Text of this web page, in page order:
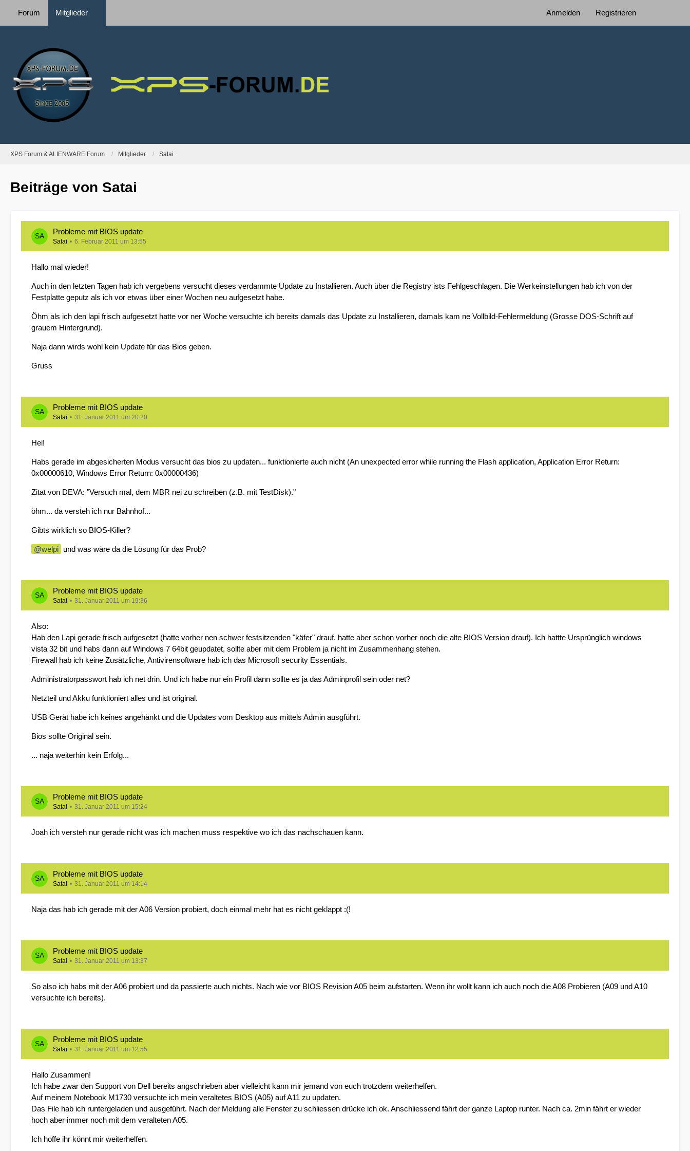
Forum Mitglieder Anmelden Registrieren
XPS Forum & ALIENWARE Forum Mitglieder Satai
Beiträge von Satai
Probleme mit BIOS update
Satai 6. Februar 2011 um 13:55
Hallo mal wieder!
Auch in den letzten Tagen hab ich vergebens versucht dieses verdammte Update zu Installieren. Auch über die Registry ists Fehlgeschlagen. Die Werkeinstellungen hab ich von der
Festplatte geputz als ich vor etwas über einer Wochen neu aufgesetzt habe.
Öhm als ich den lapi frisch aufgesetzt hatte vor ner Woche versuchte ich bereits damals das Update zu Installieren, damals kam ne Vollbild-Fehlermeldung (Grosse DOS-Schrift auf
grauem Hintergrund).
Naja dann wirds wohl kein Update für das Bios geben.
Gruss
Probleme mit BIOS update
Satai 31. Januar 2011 um 20:20
Hei!
Habs gerade im abgesicherten Modus versucht das bios zu updaten... funktionierte auch nicht (An unexpected error while running the Flash application, Application Error Return:
0x00000610, Windows Error Return: 0x00000436)
Zitat von DEVA: "Versuch mal, dem MBR nei zu schreiben (z.B. mit TestDisk)."
öhm... da versteh ich nur Bahnhof...
Gibts wirklich so BIOS-Killer?
welpi und was wäre da die Lösung für das Prob?
Probleme mit BIOS update
Satai 31. Januar 2011 um 19:36
Also:
Hab den Lapi gerade frisch aufgesetzt (hatte vorher nen schwer festsitzenden "käfer" drauf, hatte aber schon vorher noch die alte BIOS Version drauf). Ich hattte Ursprünglich windows
vista 32 bit und habs dann auf Windows 7 64bit geupdatet, sollte aber mit dem Problem ja nicht im Zusammenhang stehen.
Firewall hab ich keine Zusätzliche, Antivirensoftware hab ich das Microsoft security Essentials.
Administratorpasswort hab ich net drin. Und ich habe nur ein Profil dann sollte es ja das Adminprofil sein oder net?
Netzteil und Akku funktioniert alles und ist original.
USB Gerät habe ich keines angehänkt und die Updates vom Desktop aus mittels Admin ausgführt.
Bios sollte Original sein.
... naja weiterhin kein Erfolg...
Probleme mit BIOS update
Satai 31. Januar 2011 um 15:24
Joah ich versteh nur gerade nicht was ich machen muss respektive wo ich das nachschauen kann.
Probleme mit BIOS update
Satai 31. Januar 2011 um 14:14
Naja das hab ich gerade mit der A06 Version probiert, doch einmal mehr hat es nicht geklappt :(!
Probleme mit BIOS update
Satai 31. Januar 2011 um 13:37
So also ich habs mit der A06 probiert und da passierte auch nichts. Nach wie vor BIOS Revision A05 beim aufstarten. Wenn ihr wollt kann ich auch noch die A08 Probieren (A09 und A10
versuchte ich bereits).
Probleme mit BIOS update
Satai 31. Januar 2011 um 12:55
Hallo Zusammen!
Ich habe zwar den Support von Dell bereits angschrieben aber vielleicht kann mir jemand von euch trotzdem weiterhelfen.
Auf meinem Notebook M1730 versuchte ich mein veraltetes BIOS (A05) auf A11 zu updaten.
Das File hab ich runtergeladen und ausgeführt. Nach der Meldung alle Fenster zu schliessen drücke ich ok. Anschliessend fährt der ganze Laptop runter. Nach ca. 2min fährt er wieder
hoch aber immer noch mit dem veralteten A05.
Ich hoffe ihr könnt mir weiterhelfen.